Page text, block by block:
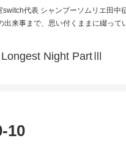
代表 シャンプーソムリエ田中
出来事まで、思い付くままに綴って
Longest Night PartⅢ
10